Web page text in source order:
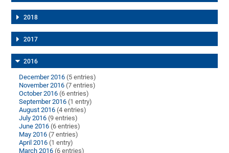
2018
2017
2016
December 2016 (5 entries)
November 2016 (7 entries)
October 2016 (6 entries)
September 2016 (1 entry)
August 2016 (4 entries)
July 2016 (9 entries)
June 2016 (6 entries)
May 2016 (7 entries)
April 2016 (1 entry)
March 2016 (6 entries)